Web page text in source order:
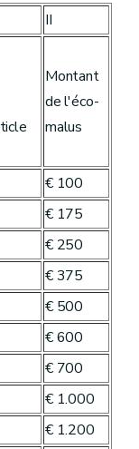
II
Montant
de l'éco-
malus
€ 100
€ 175
€ 250
€ 375
€ 500
€ 600
€ 700
€ 1.000
€ 1.200